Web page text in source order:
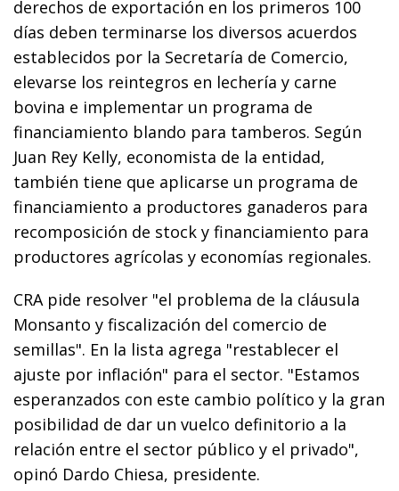
derechos de exportación en los primeros 100
días deben terminarse los diversos acuerdos
establecidos por la Secretaría de Comercio,
elevarse los reintegros en lechería y carne
bovina e implementar un programa de
financiamiento blando para tamberos. Según
Juan Rey Kelly, economista de la entidad,
también tiene que aplicarse un programa de
financiamiento a productores ganaderos para
recomposición de stock y financiamiento para
productores agrícolas y economías regionales.
CRA pide resolver "el problema de la cláusula
Monsanto y fiscalización del comercio de
semillas". En la lista agrega "restablecer el
ajuste por inflación" para el sector. "Estamos
esperanzados con este cambio político y la gran
posibilidad de dar un vuelco definitorio a la
relación entre el sector público y el privado",
opinó Dardo Chiesa, presidente.